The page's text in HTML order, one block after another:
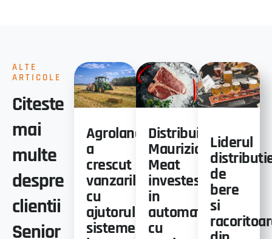
ALTE
ARTICOLE
Citeste
mai
multe
despre
clientii
Senior
Agroland
a
crescut
vanzarile
cu
ajutorul
sistemelor
Distribuitorul
Mauriziaro
Meat
investeste
in
automatizare
cu
Liderul
de
bere
si